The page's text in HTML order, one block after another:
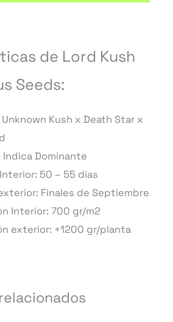
de Lord Kush
Seeds:
Kush x Death Star x
Dominante
50 – 55 días
Finales de Septiembre
Interior: 700 gr/m2
exterior: +1200 gr/planta